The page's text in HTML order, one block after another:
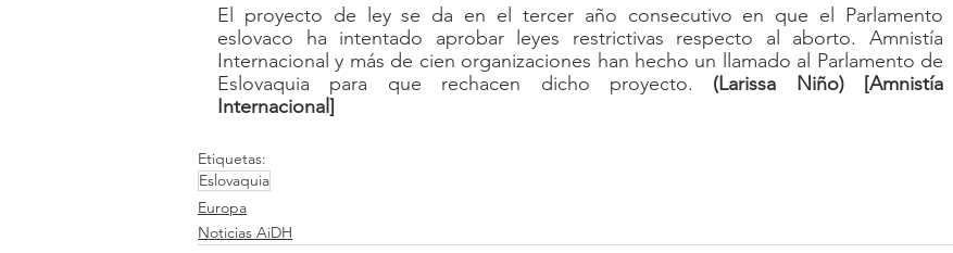
El proyecto de ley se da en el tercer año consecutivo en que el Parlamento
eslovaco ha intentado aprobar leyes restrictivas respecto al aborto. Amnistía
Internacional y más de cien organizaciones han hecho un llamado al Parlamento de
Eslovaquia para que rechacen dicho proyecto. (Larissa Niño) [Amnistía
Internacional]
Etiquetas:
Eslovaquia
Europa
Noticias AiDH